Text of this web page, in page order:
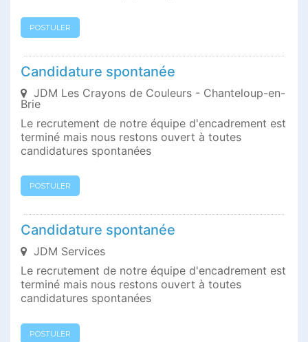
POSTULER
Candidature spontanée
JDM Les Crayons de Couleurs - Chanteloup-en-
Brie
Le recrutement de notre équipe d'encadrement est
terminé mais nous restons ouvert à toutes
candidatures spontanées
POSTULER
Candidature spontanée
JDM Services
Le recrutement de notre équipe d'encadrement est
terminé mais nous restons ouvert à toutes
candidatures spontanées
POSTULER